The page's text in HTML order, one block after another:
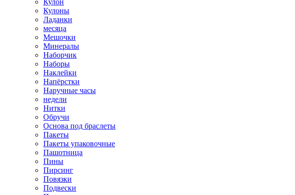
Кулон
Кулоны
Ладанки
месяца
Мешочки
Минералы
Наборчик
Наборы
Наклейки
Напёрстки
Наручные часы
недели
Нитки
Обручи
Основа под браслеты
Пакеты
Пакеты упаковочные
Пашотница
Пины
Пирсинг
Повязки
Подвески